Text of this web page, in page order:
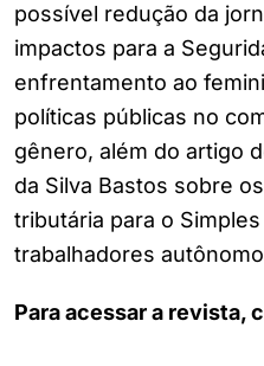
possível redução da
impactos para a
enfrentamento ao
políticas públicas no
gênero, além do artigo
da Silva Bastos sobre
tributária para o
trabalhadores
Para acessar a revista,